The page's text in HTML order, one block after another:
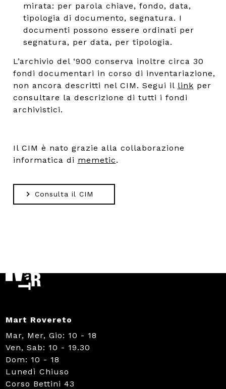
mirata: per parola chiave, fondo, data,
tipologia di documento, segnatura. I
documenti possono essere ordinati per
segnatura, per data, per tipologia.
L’archivio del ‘900 conserva inoltre circa 30
fondi documentari in corso di inventariazione,
non ancora descritti nel CIM. Segui il link per
consultare la descrizione di tutti i fondi
archivistici.
Il CIM è nato grazie alla collaborazione
informatica di memetic.
Consulta il CIM
Mart Rovereto
Mar, Mer, Gio: 10 - 18
Ven, Sab: 10 - 19.30
Dom: 10 - 18
Lunedì Chiuso
Corso Bettini 43